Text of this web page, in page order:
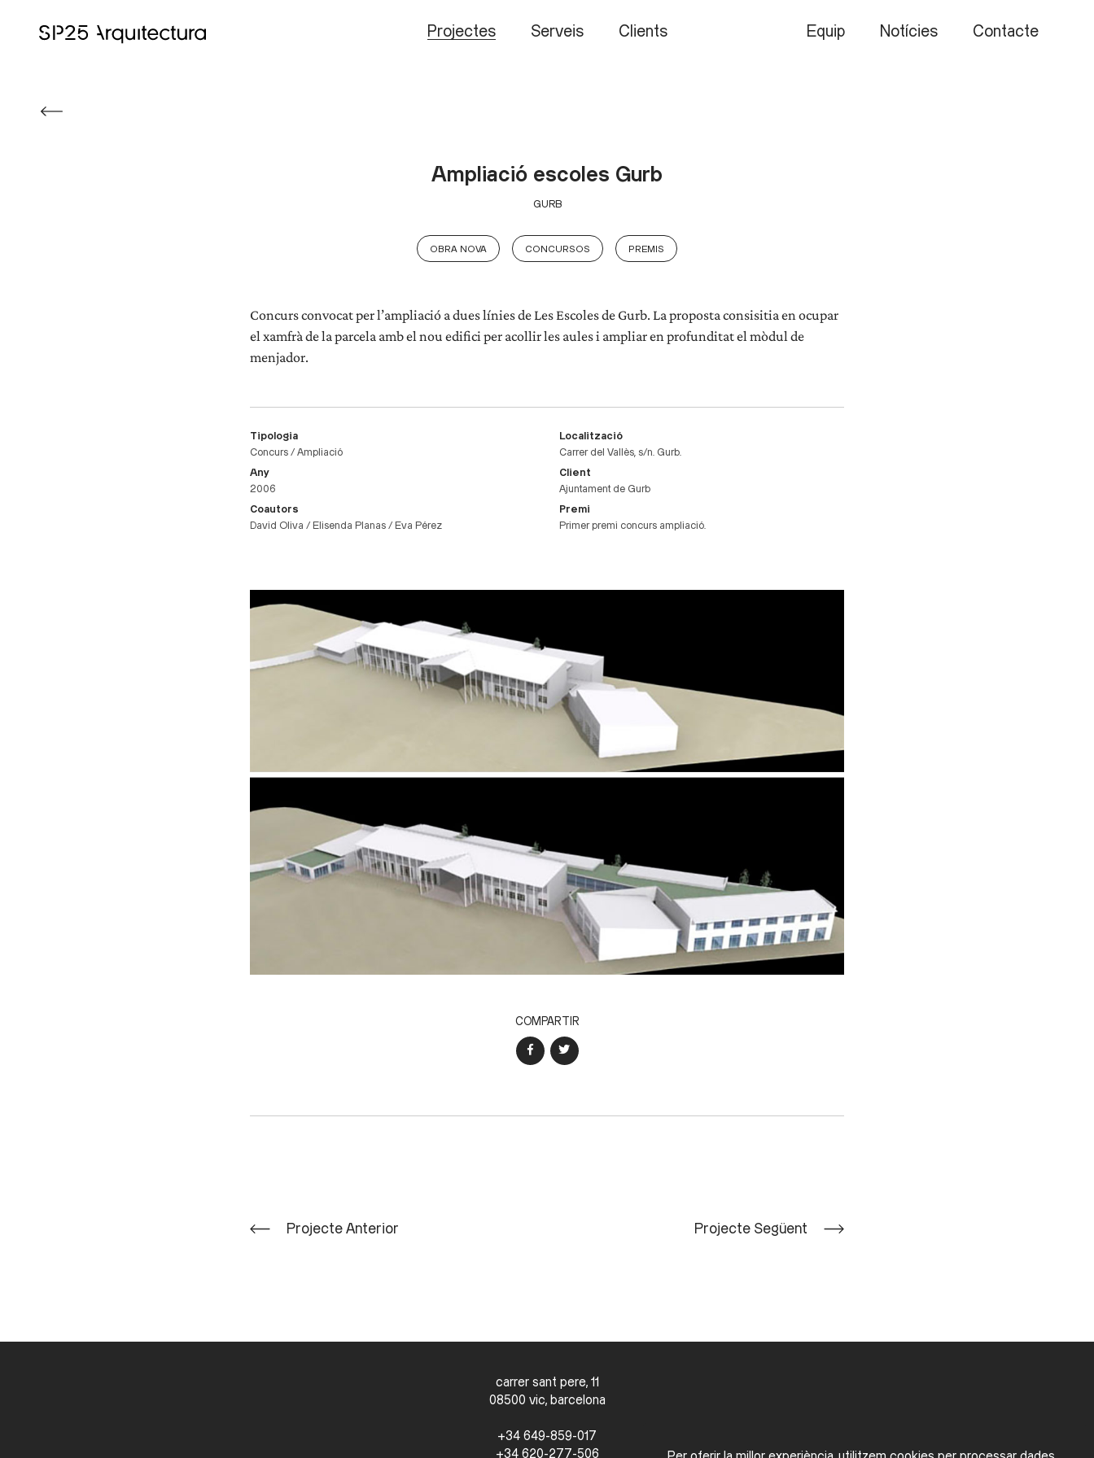
Projectes Serveis Clients Equip Notícies Contacte
Ampliació escoles Gurb
GURB
OBRA NOVA CONCURSOS PREMIS
Concurs convocat per l’ampliació a dues línies de Les Escoles de Gurb. La proposta consisitia en ocupar
el xamfrà de la parcela amb el nou edifici per acollir les aules i ampliar en profunditat el mòdul de
menjador.
Tipologia
Concurs / Ampliació
Any
2006
Coautors
David Oliva / Elisenda Planas / Eva Pérez
Localització
Carrer del Vallès, s/n. Gurb.
Client
Ajuntament de Gurb
Premi
Primer premi concurs ampliació.
COMPARTIR
Projecte Anterior Projecte Següent
carrer sant pere, 11
08500 vic, barcelona
+34 649-859-017
+34 620-277-506